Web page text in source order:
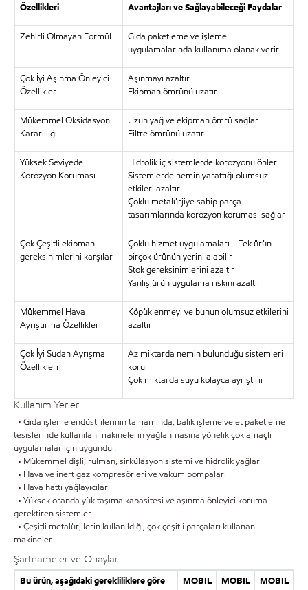
Özellikleri Avantajları ve Sağlayabileceği Faydalar
Zehirli Olmayan Formül
Gıda paketleme ve işleme
uygulamalarında kullanıma olanak verir
Çok İyi Aşınma Önleyici
Özellikler
Aşınmayı azaltır
Ekipman ömrünü uzatır
Mükemmel Oksidasyon
Kararlılığı
Uzun yağ ve ekipman ömrü sağlar
Filtre ömrünü uzatır
Yüksek Seviyede
Korozyon Koruması
Hidrolik iç sistemlerde korozyonu önler
Sistemlerde nemin yarattığı olumsuz
etkileri azaltır
Çoklu metalürjiye sahip parça
tasarımlarında korozyon koruması sağlar
Çok Çeşitli ekipman
gereksinimlerini karşılar
Çoklu hizmet uygulamaları – Tek ürün
birçok ürünün yerini alabilir
Stok gereksinimlerini azaltır
Yanlış ürün uygulama riskini azaltır
Mükemmel Hava
Ayrıştırma Özellikleri
Köpüklenmeyi ve bunun olumsuz etkilerini
azaltır
Çok İyi Sudan Ayrışma
Özellikleri
Az miktarda nemin bulunduğu sistemleri
korur
Çok miktarda suyu kolayca ayrıştırır
Kullanım Yerleri
• Gıda işleme endüstrilerinin tamamında, balık işleme ve et paketleme
tesislerinde kullanılan makinelerin yağlanmasına yönelik çok amaçlı
uygulamalar için uygundur.
• Mükemmel dişli, rulman, sirkülasyon sistemi ve hidrolik yağları
• Hava ve inert gaz kompresörleri ve vakum pompaları
• Hava hattı yağlayıcıları
• Yüksek oranda yük taşıma kapasitesi ve aşınma önleyici koruma
gerektiren sistemler
• Çeşitli metalürjilerin kullanıldığı, çok çeşitli parçaları kullanan
makineler
Şartnameler ve Onaylar
Bu ürün, aşağıdaki gerekliliklere göre
MOBIL
MOBIL
MOBIL